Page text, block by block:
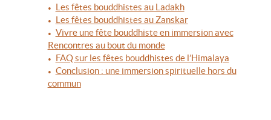
Les fêtes bouddhistes au Ladakh
Les fêtes bouddhistes au Zanskar
Vivre une fête bouddhiste en immersion avec
Rencontres au bout du monde
FAQ sur les fêtes bouddhistes de l’Himalaya
Conclusion : une immersion spirituelle hors du
commun